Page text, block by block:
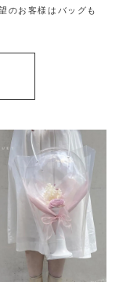
のお客様はバッグも